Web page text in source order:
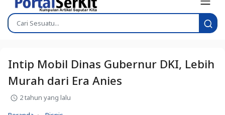
Intip Mobil Dinas Gubernur DKI, Lebih
Murah dari Era Anies
2 tahun yang lalu